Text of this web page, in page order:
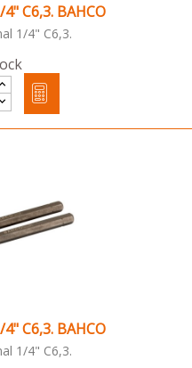
C6,3. BAHCO
1/4" C6,3.
C6,3. BAHCO
1/4" C6,3.